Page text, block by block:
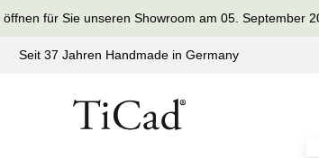
öffnen für Sie unseren Showroom am 05. September
Seit 37 Jahren Handmade in Germany